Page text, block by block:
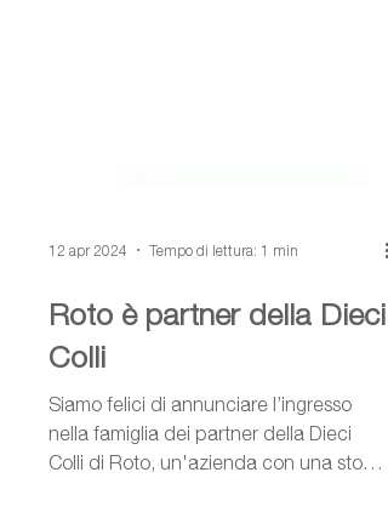
12 apr 2024 Tempo di lettura: 1 min
Roto è partner della Dieci
Colli
Siamo felici di annunciare l’ingresso